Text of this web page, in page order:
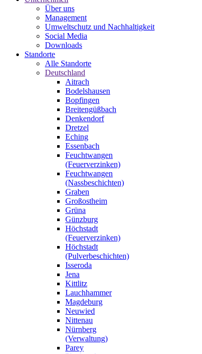
Über uns
Management
Umweltschutz und Nachhaltigkeit
Social Media
Downloads
Standorte
Alle Standorte
Deutschland
Aitrach
Bodelshausen
Bopfingen
Breitengüßbach
Denkendorf
Dretzel
Eching
Essenbach
Feuchtwangen
(Feuerverzinken)
Feuchtwangen
(Nassbeschichten)
Graben
Großostheim
Grüna
Günzburg
Höchstadt
(Feuerverzinken)
Höchstadt
(Pulverbeschichten)
Isseroda
Jena
Kittlitz
Lauchhammer
Magdeburg
Neuwied
Nittenau
Nürnberg
(Verwaltung)
Parey